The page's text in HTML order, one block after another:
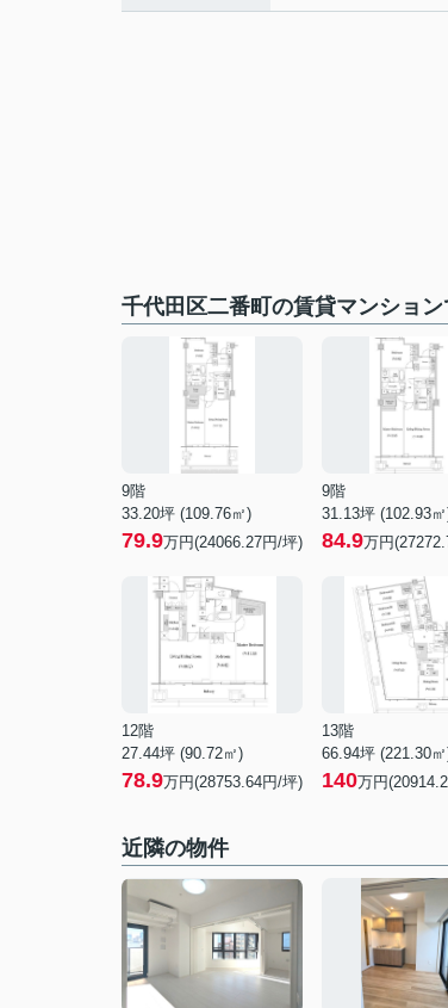
千代田区二番町の賃貸マンショ
9階
33.20坪 (109.76㎡)
79.9万円(24066.27円/坪)
9階
31.13坪 (102.93
84.9万円
12階
27.44坪 (90.72㎡)
78.9万円(28753.64円/坪)
13階
66.94坪 (221.30
140万円
近隣の物件